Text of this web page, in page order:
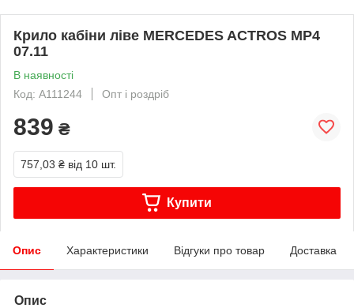
Крило кабіни ліве MERCEDES ACTROS MP4
07.11
В наявності
Код: A111244
Опт і роздріб
839 ₴
757,03 ₴ від 10 шт.
Купити
Опис Характеристики Відгуки про товар Доставка
Опис